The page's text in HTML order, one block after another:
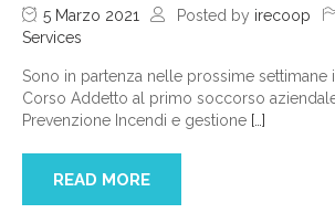
5 Marzo 2021 Posted by irecoop
Services
Sono in partenza nelle prossime settimane
Corso Addetto al primo soccorso
Prevenzione Incendi e gestione […]
READ MORE